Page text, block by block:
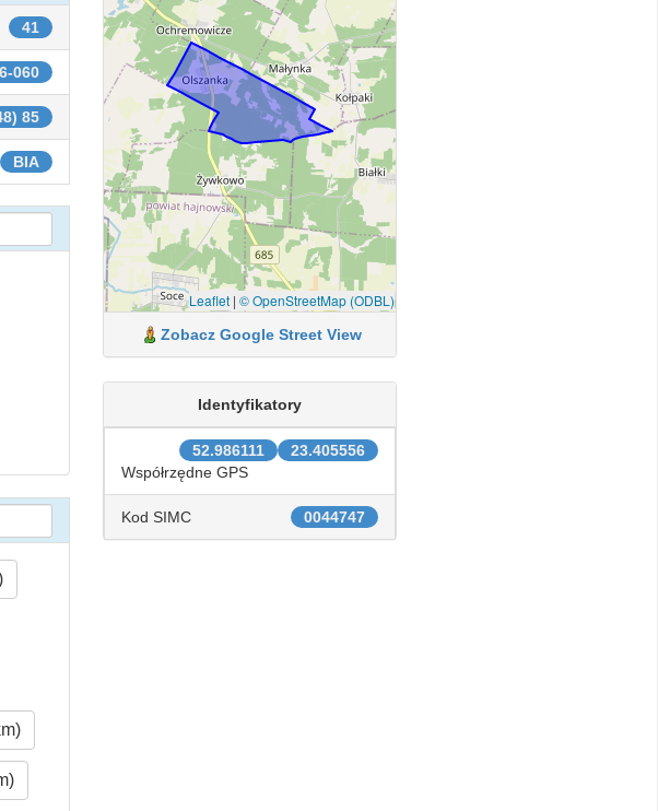
41
060
85
BIA
Leaflet| © OpenStreetMap (ODBL)
Zobacz Google Street View
Identyfikatory
23.405556
52.986111
Współrzędne GPS
0044747
Kod SIMC